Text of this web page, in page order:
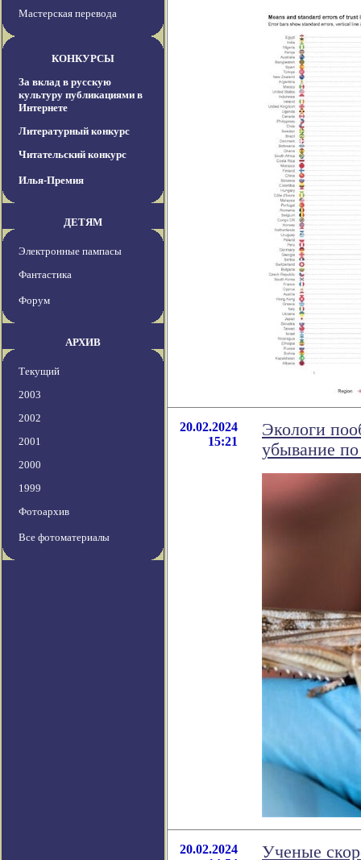
Мастерская перевода
КОНКУРСЫ
За вклад в русскую
культуру публикациями в
Интернете
Литературный конкурс
Читательский конкурс
Илья-Премия
ДЕТЯМ
Электронные пампасы
Фантастика
Форум
АРХИВ
Текущий
2003
2002
2001
2000
1999
Фотоархив
Все фотоматериалы
20.02.2024
15:21
Экологи
убывание
20.02.2024
Ученые